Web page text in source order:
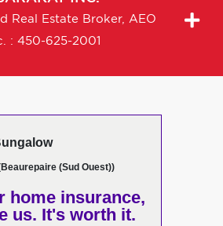
Real Estate Broker, AEO
: 450-625-2001
(Sud Ouest))
home insurance,
us. It's worth it.